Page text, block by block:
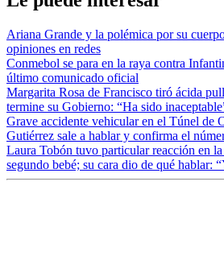
Ariana Grande y la polémica por su
opiniones en redes
Conmebol se para en la raya contra
último comunicado oficial
Margarita Rosa de Francisco tiró ácida
termine su Gobierno: “Ha sido
Grave accidente vehicular en el Túnel de
Gutiérrez sale a hablar y confirma el
Laura Tobón tuvo particular reacción en
segundo bebé; su cara dio de qué hablar: